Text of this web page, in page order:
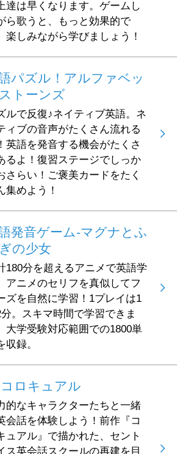
達は早くなります。ゲームし
ら歌うと、もっと効果的で
楽しみながら学びましょう！
パズル！アルファベッ
トーンズ
ルで反復♪ネイティブ英語。ネ
ィブの音声がたくさん流れる
英語を発音する機会がたくさ
るよ！復習ステージでしっか
さらい！ご褒美カードをたく
集めよう！
発音ゲーム-マグナとふ
の少女
180分を超えるアニメで英語学
アニメのセリフを真似してフ
ズを自然に学習！1プレイは1
分。スキマ時間で学習できま
大学受験対応範囲での1800単
収録。
ロキュアル
的なキャラクターたちと一緒
会話を体験しよう！前作『コ
ュアル』で描かれた、セント
ス英会話スクールの再建を目